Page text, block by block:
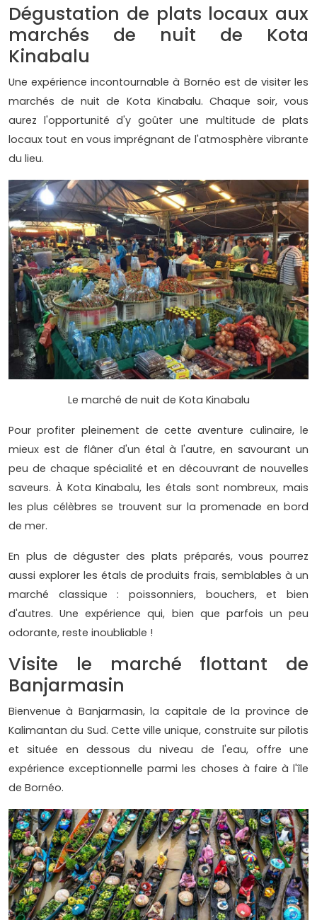
Dégustation de plats locaux aux
marchés de nuit de Kota
Kinabalu
Une expérience incontournable à Bornéo est de visiter les
marchés de nuit de Kota Kinabalu. Chaque soir, vous
aurez l'opportunité d'y goûter une multitude de plats
locaux tout en vous imprégnant de l'atmosphère vibrante
du lieu.
Le marché de nuit de Kota Kinabalu
Pour profiter pleinement de cette aventure culinaire, le
mieux est de flâner d'un étal à l'autre, en savourant un
peu de chaque spécialité et en découvrant de nouvelles
saveurs. À Kota Kinabalu, les étals sont nombreux, mais
les plus célèbres se trouvent sur la promenade en bord
de mer.
En plus de déguster des plats préparés, vous pourrez
aussi explorer les étals de produits frais, semblables à un
marché classique : poissonniers, bouchers, et bien
d'autres. Une expérience qui, bien que parfois un peu
odorante, reste inoubliable !
Visite le marché flottant de
Banjarmasin
Bienvenue à Banjarmasin, la capitale de la province de
Kalimantan du Sud. Cette ville unique, construite sur pilotis
et située en dessous du niveau de l'eau, offre une
expérience exceptionnelle parmi les choses à faire à l'île
de Bornéo.